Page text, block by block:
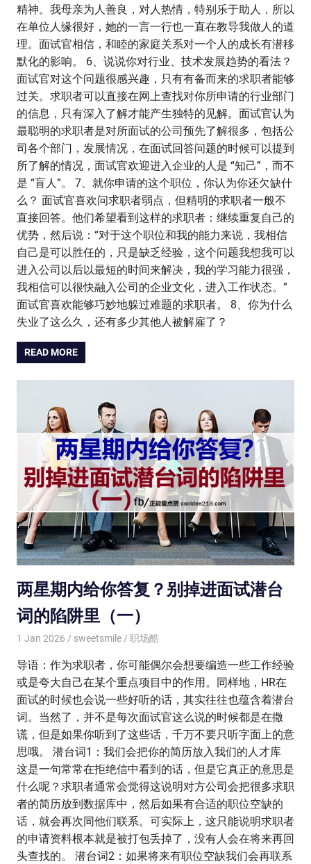
精神。我母亲为人善良，对人热情，特别乐于助人，所以
在单位人缘很好，她的一言一行也一直在教导我做人的道
理。面试官相信，和睦的家庭关系对一个人的成长有潜移
默化的影响。 6、说说你对行业、技术发展趋势的看法？
面试官对这个问题很感兴趣，只有有备而来的求职者能够
过关。求职者可以直接在网上查找对你所申请的行业部门
的信息，只有深入了解才能产生独特的见解。面试官认为
最聪明的求职者是对所面试的公司预先了解很多，包括公
司各个部门，发展情况，在面试回答问题的时候可以提到
所了解的情况，面试官欢迎进入企业的人是 “知己”，而不
是 “盲人”。 7、就你申请的这个职位，你认为你还欠缺什
么？ 面试官喜欢问求职者弱点，但精明的求职者一般不
直接回答。他们希望看到这样的求职者：继续重复自己的
优势，然后说：“对于这个职位和我的能力来说，我相信
自己是可以胜任的，只是缺乏经验，这个问题我想我可以
进入公司以后以最短的时间来解决，我的学习能力很强，
我相信可以很快融入公司的企业文化，进入工作状态。”
面试官喜欢能够巧妙地躲过难题的求职者。 8、你为什么
失业了这么久，还有多少其他人被解雇了？
READ MORE
两星期内给你答复？别掉进面试潜台
词的陷阱里（一）
1 Jan 2026 sweetsmile 职场酷
导语：作为求职者，你可能偶尔会想要编造一些工作经验
或是夸大自己在某个重点项目中的作用。同样地，HR在
面试的时候也会说一些好听的话，其实往往也蕴含着潜台
词。当然了，并不是每次面试官这么说的时候都是在撒
谎，但是如果你听到了这些话，千万不要只听字面上的意
思哦。 潜台词1：我们会把你的简历放入我们的人才库
这是一句常常在拒绝信中看到的话，但是它真正的意思是
什么呢？求职者通常会觉得这说明对方公司会把很多求职
者的简历放到数据库中，然后如果有合适的职位空缺的
话，就会再次同他们联系。可实际上，这只能说明求职者
的申请资料根本就是被打包丢掉了，没有人会在将来再回
头查找的。 潜台词2：如果将来有职位空缺我们会再联系